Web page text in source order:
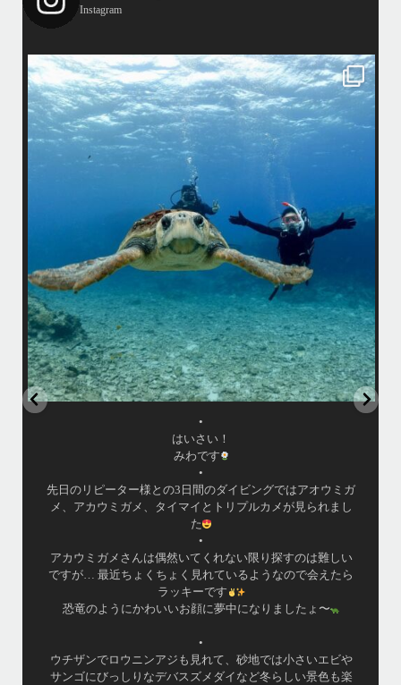
Instagram
island.message
•
はいさい！
みわです
先日のリピーター様との3日間のダイビングではアオウミガメ、アカウ
ミガメ、タイマイとトリプルカメが見られました
アカウミガメさんは偶然いてくれない限り探すのは難しいですが… 最近
ちょくちょく見れているようなので会えたらラッキーです
恐竜のようにかわいいお顔に夢中になりましたょ〜
•
ウチザンでロウニンアジも見れて、砂地では小さいエビやサンゴにびっ
しりなデバスズメダイなど冬らしい景色も楽しめました
•...
11月 25
•
はいさい！
みわです
•
先日のリピーター様との3日間のダイビングではアオウミガ
メ、アカウミガメ、タイマイとトリプルカメが見られまし
た
•
アカウミガメさんは偶然いてくれない限り探すのは難しい
ですが… 最近ちょくちょく見れているようなので会えたら
ラッキーです
恐竜のようにかわいいお顔に夢中になりましたょ〜
•
ウチザンでロウニンアジも見れて、砂地では小さいエビや
サンゴにびっしりなデバスズメダイなど冬らしい景色も楽